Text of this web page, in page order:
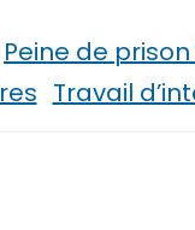
Peine de
Travail